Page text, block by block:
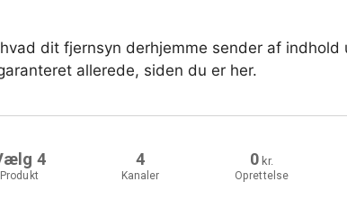
dit fjernsyn derhjemme sender af indhold
allerede, siden du er her.